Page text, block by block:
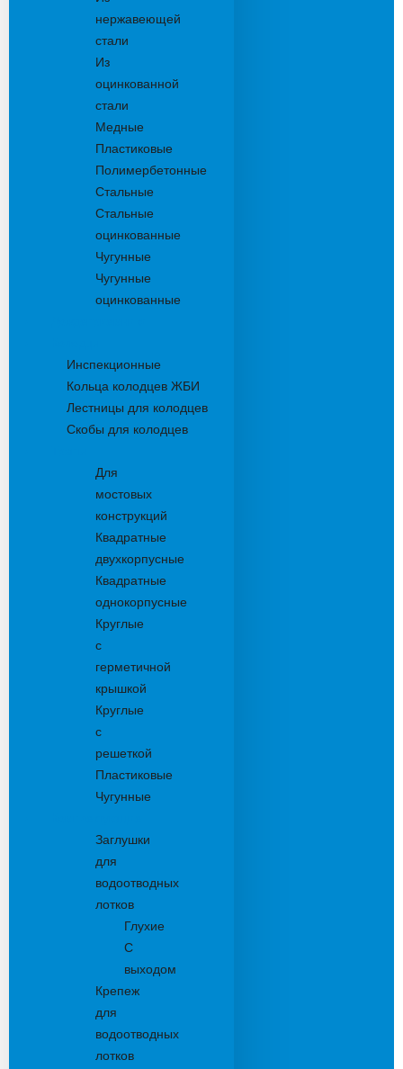
нержавеющей
стали
Из
оцинкованной
стали
Медные
Пластиковые
Полимербетонные
Стальные
Стальные
оцинкованные
Чугунные
Чугунные
оцинкованные
Инспекционные
Кольца колодцев ЖБИ
Лестницы для колодцев
Скобы для колодцев
Для
мостовых
конструкций
Квадратные
двухкорпусные
Квадратные
однокорпусные
Круглые
с
герметичной
крышкой
Круглые
с
решеткой
Пластиковые
Чугунные
Заглушки
для
водоотводных
лотков
Глухие
С
выходом
Крепеж
для
водоотводных
лотков